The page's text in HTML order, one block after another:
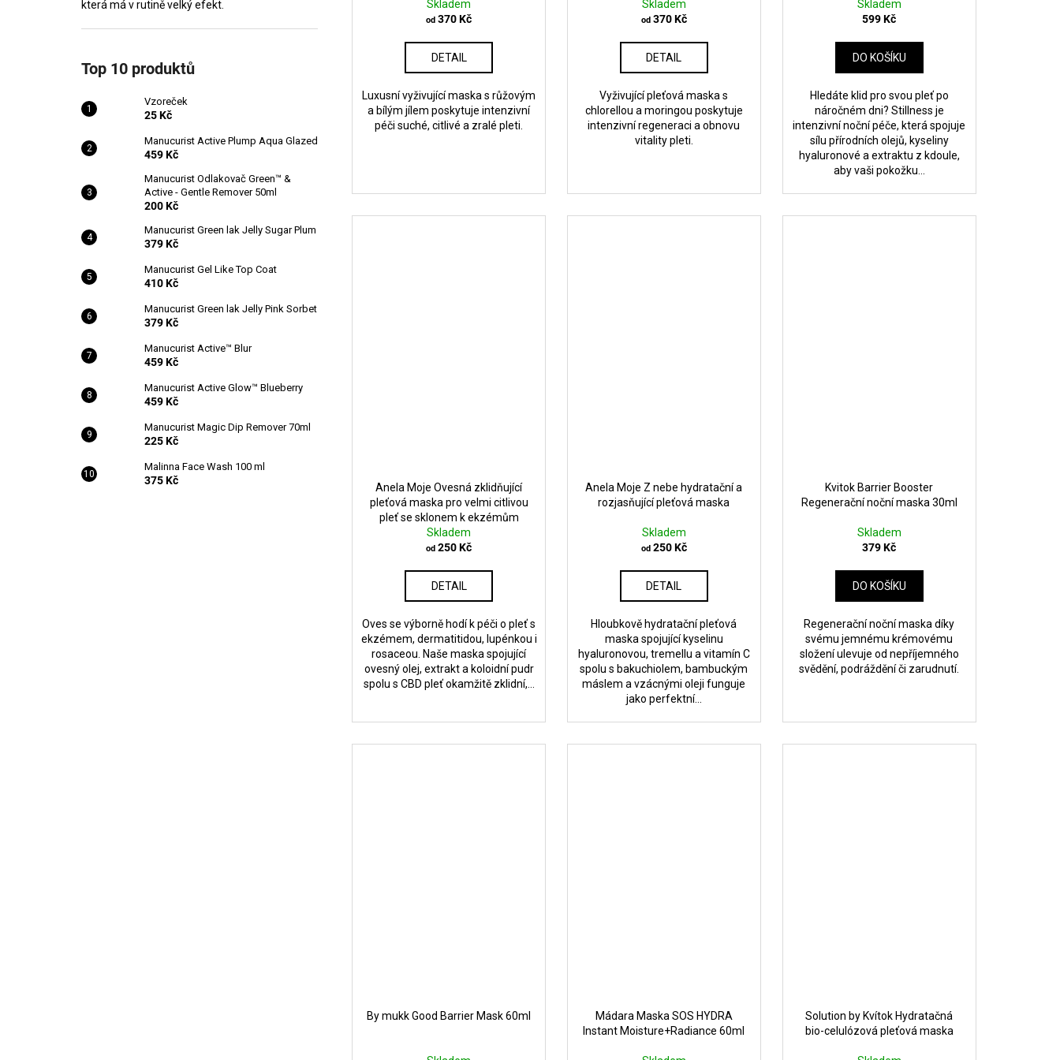
která má v rutině velký efekt.
Top 10 produktů
Vzoreček
25 Kč
Manucurist Active Plump Aqua Glazed
459 Kč
Manucurist Odlakovač Green™ &
Active - Gentle Remover 50ml
200 Kč
Manucurist Green lak Jelly Sugar Plum
379 Kč
Manucurist Gel Like Top Coat
410 Kč
Manucurist Green lak Jelly Pink Sorbet
379 Kč
Manucurist Active™ Blur
459 Kč
Manucurist Active Glow™ Blueberry
459 Kč
Manucurist Magic Dip Remover 70ml
225 Kč
Malinna Face Wash 100 ml
375 Kč
Skladem
od 370 Kč
DETAIL
Luxusní vyživující maska s růžovým
a bílým jílem poskytuje intenzivní
péči suché, citlivé a zralé pleti.
Skladem
od370 Kč
DETAIL
Vyživující pleťová maska s
chlorellou a moringou poskytuje
intenzivní regeneraci a obnovu
vitality pleti.
Skladem
599 Kč
DO KOŠÍKU
Hledáte klid pro svou pleť po
náročném dni? Stillness je
intenzivní noční péče, která spojuje
sílu přírodních olejů, kyseliny
hyaluronové a extraktu z kdoule,
aby vaši pokožku...
Anela Moje Ovesná zklidňující
pleťová maska pro velmi citlivou
pleť se sklonem k ekzémům
Skladem
od 250 Kč
DETAIL
Oves se výborně hodí k péči o pleť s
ekzémem, dermatitidou, lupénkou i
rosaceou. Naše maska spojující
ovesný olej, extrakt a koloidní pudr
spolu s CBD pleť okamžitě zklidní,...
Anela Moje Z nebe hydratační a
rozjasňující pleťová maska
Skladem
od250 Kč
DETAIL
Hloubkově hydratační pleťová
maska spojující kyselinu
hyaluronovou, tremellu a vitamín C
spolu s bakuchiolem, bambuckým
máslem a vzácnými oleji funguje
jako perfektní...
Kvitok Barrier Booster
Regenerační noční maska ​​30ml
Skladem
379 Kč
DO KOŠÍKU
Regenerační noční maska ​​díky
svému jemnému krémovému
složení ulevuje od nepříjemného
svědění, podráždění či zarudnutí.
By mukk Good Barrier Mask 60ml
Mádara Maska SOS HYDRA
Instant Moisture+Radiance 60ml
Solution by Kvítok Hydratačná
bio-celulózová pleťová maska